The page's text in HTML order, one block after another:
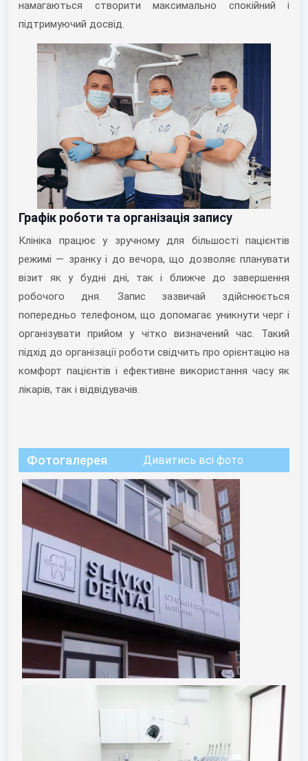
намагаються створити максимально спокійний і
підтримуючий досвід.
Графік роботи та організація запису
Клініка працює у зручному для більшості пацієнтів
режимі — зранку і до вечора, що дозволяє планувати
візит як у будні дні, так і ближче до завершення
робочого дня. Запис зазвичай здійснюється
попередньо телефоном, що допомагає уникнути черг і
організувати прийом у чітко визначений час. Такий
підхід до організації роботи свідчить про орієнтацію на
комфорт пацієнтів і ефективне використання часу як
лікарів, так і відвідувачів.
Фотогалерея Дивитись всі фото